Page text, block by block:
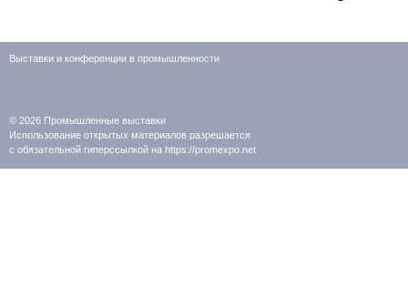
Выставки и конференции в промышленности
© 2026 Промышленные выставки
Использование открытых материалов разрешается
с обязательной гиперссылкой на https://promexpo.net